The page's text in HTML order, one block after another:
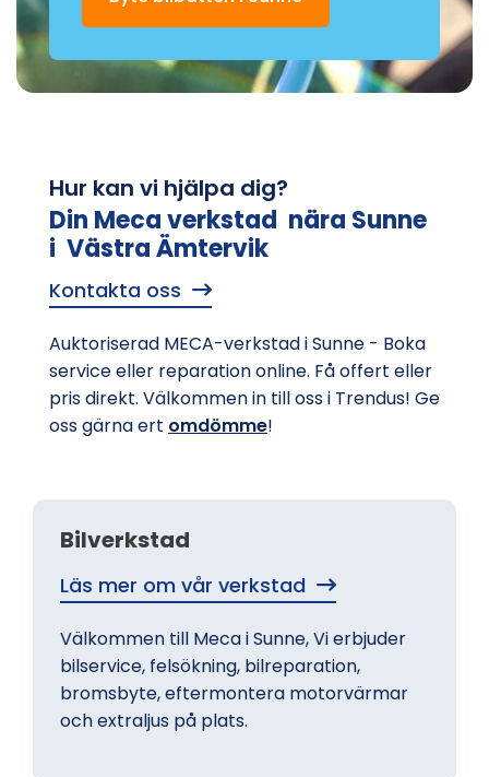
Hur kan vi hjälpa dig?
Din Meca verkstad nära Sunne
i Västra Ämtervik
Kontakta oss
Auktoriserad MECA-verkstad i Sunne - Boka
service eller reparation online. Få offert eller
pris direkt. Välkommen in till oss i Trendus! Ge
oss gärna ert omdömme!
Bilverkstad
Läs mer om vår verkstad
Välkommen till Meca i Sunne, Vi erbjuder
bilservice, felsökning, bilreparation,
bromsbyte, eftermontera motorvärmar
och extraljus på plats.